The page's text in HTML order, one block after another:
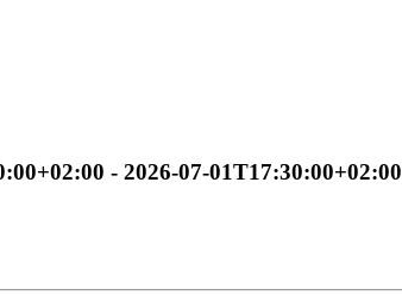
- 2026-07-01T17:30:00+02:00